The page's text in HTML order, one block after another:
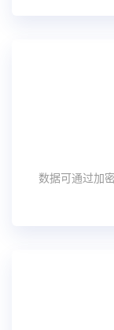
数据可通过加